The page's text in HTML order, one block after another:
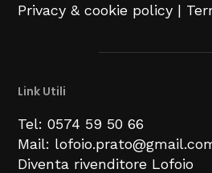
Privacy & cookie policy |
Link Utili
Tel: 0574 59 50 66
Mail:
Diventa rivenditore Lofoio